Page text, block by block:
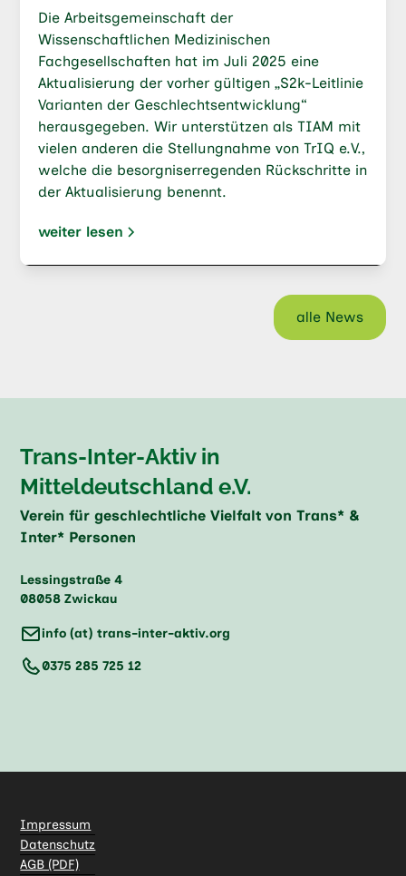
Die Arbeitsgemeinschaft der
Wissenschaftlichen Medizinischen
Fachgesellschaften hat im Juli 2025 eine
Aktualisierung der vorher gültigen „S2k-Leitlinie
Varianten der Geschlechtsentwicklung“
herausgegeben. Wir unterstützen als TIAM mit
vielen anderen die Stellungnahme von TrIQ e.V.,
welche die besorgniserregenden Rückschritte in
der Aktualisierung benennt.
weiter lesen
alle News
Trans-Inter-Aktiv in
Mitteldeutschland e.V.
Verein für geschlechtliche Vielfalt von Trans* &
Inter* Personen
Lessingstraße 4
08058 Zwickau
info (at) trans-inter-aktiv.org
0375 285 725 12
Impressum
Datenschutz
AGB (PDF)